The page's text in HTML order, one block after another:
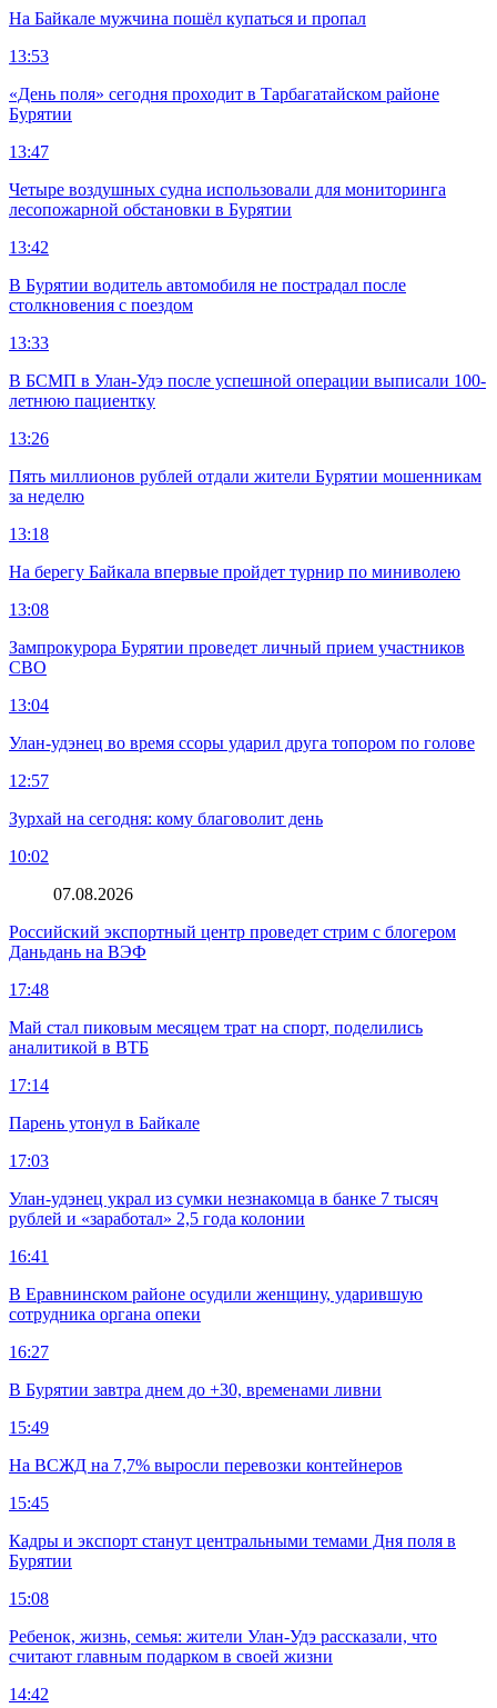
На Байкале мужчина пошёл купаться и пропал
13:53
«День поля» сегодня проходит в Тарбагатайском районе
Бурятии
13:47
Четыре воздушных судна использовали для мониторинга
лесопожарной обстановки в Бурятии
13:42
В Бурятии водитель автомобиля не пострадал после
столкновения с поездом
13:33
В БСМП в Улан-Удэ после успешной операции выписали 100-
летнюю пациентку
13:26
Пять миллионов рублей отдали жители Бурятии мошенникам
за неделю
13:18
На берегу Байкала впервые пройдет турнир по миниволею
13:08
Зампрокурора Бурятии проведет личный прием участников
СВО
13:04
Улан-удэнец во время ссоры ударил друга топором по голове
12:57
Зурхай на сегодня: кому благоволит день
10:02
07.08.2026
Российский экспортный центр проведет стрим с блогером
Даньдань на ВЭФ
17:48
Май стал пиковым месяцем трат на спорт, поделились
аналитикой в ВТБ
17:14
Парень утонул в Байкале
17:03
Улан-удэнец украл из сумки незнакомца в банке 7 тысяч
рублей и «заработал» 2,5 года колонии
16:41
В Еравнинском районе осудили женщину, ударившую
сотрудника органа опеки
16:27
В Бурятии завтра днем до +30, временами ливни
15:49
На ВСЖД на 7,7% выросли перевозки контейнеров
15:45
Кадры и экспорт станут центральными темами Дня поля в
Бурятии
15:08
Ребенок, жизнь, семья: жители Улан-Удэ рассказали, что
считают главным подарком в своей жизни
14:42